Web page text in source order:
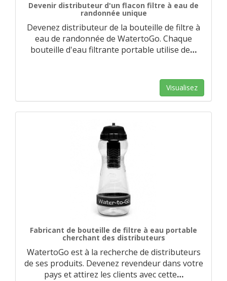
Devenir distributeur d'un flacon filtre à eau de
randonnée unique
Devenez distributeur de la bouteille de filtre à
eau de randonnée de WatertoGo. Chaque
bouteille d'eau filtrante portable utilise de…
Visualisez
Fabricant de bouteille de filtre à eau portable
cherchant des distributeurs
WatertoGo est à la recherche de distributeurs
de ses produits. Devenez revendeur dans votre
pays et attirez les clients avec cette…